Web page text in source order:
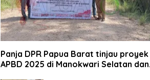
Panja DPR Papua Barat tinjau proyek
APBD 2025 di Manokwari Selatan dan